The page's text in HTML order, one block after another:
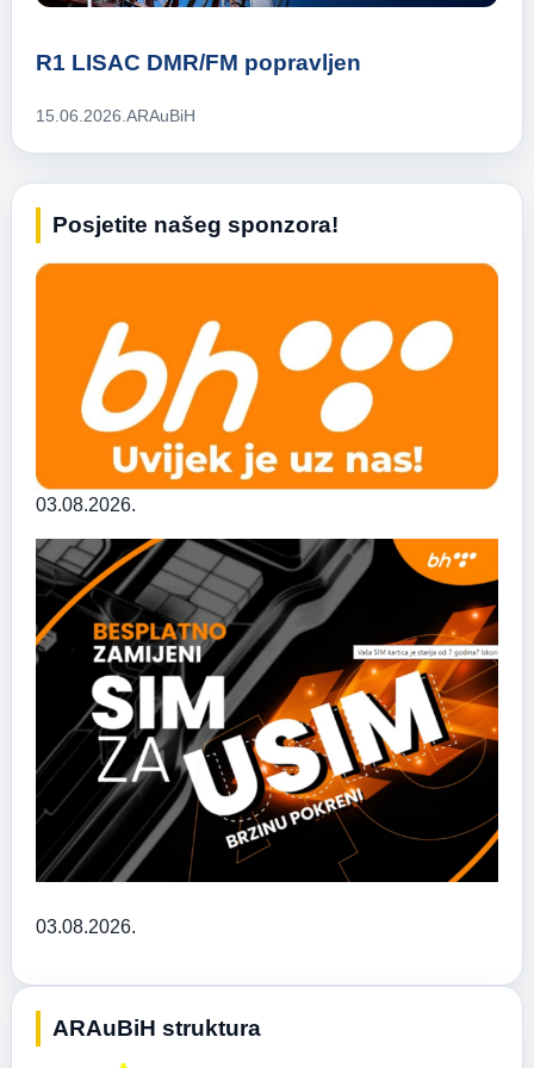
R1 LISAC DMR/FM popravljen
15.06.2026. ARAuBiH
Posjetite našeg sponzora!
03.08.2026.
03.08.2026.
ARAuBiH struktura